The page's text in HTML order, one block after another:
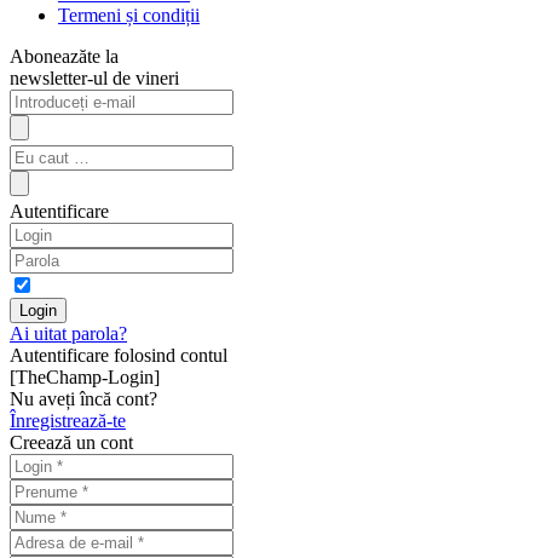
Termeni și condiții
Aboneazăte la
newsletter-ul de vineri
Autentificare
Ai uitat parola?
Autentificare folosind contul
[TheChamp-Login]
Nu aveți încă cont?
Înregistrează-te
Creează un cont